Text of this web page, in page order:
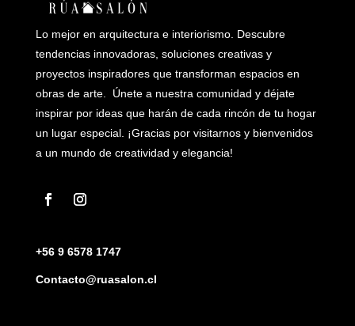
Lo mejor en arquitectura e interiorismo. Descubre
tendencias innovadoras, soluciones creativas y
proyectos inspiradores que transforman espacios en
obras de arte. Únete a nuestra comunidad y déjate
inspirar por ideas que harán de cada rincón de tu hogar
un lugar especial. ¡Gracias por visitarnos y bienvenidos
a un mundo de creatividad y elegancia!
+56 9 6578 1747
Contacto@ruasalon.cl